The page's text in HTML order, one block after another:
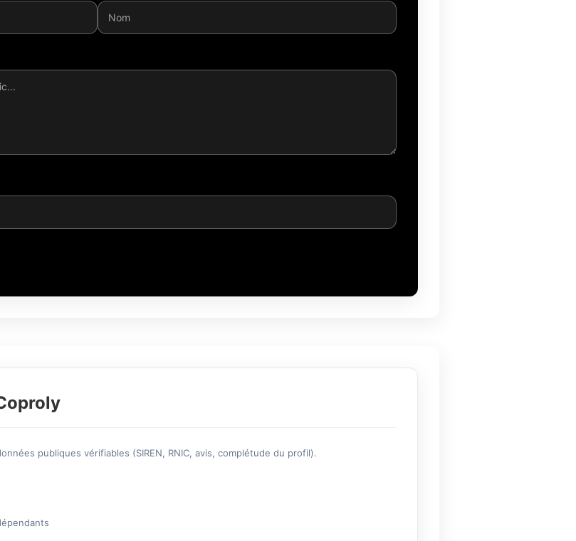
publiques vérifiables (SIREN, RNIC, avis, complétude du profil).